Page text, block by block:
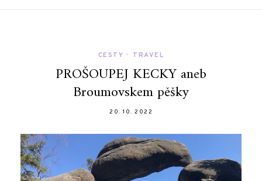
CESTY • TRAVEL
PROŠOUPEJ KECKY aneb
Broumovskem pěšky
20. 10. 2022